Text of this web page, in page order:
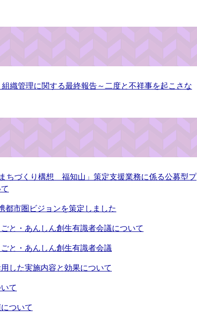
織管理に関する最終報告～二度と不祥事を起こさな
ちづくり構想 福知山」策定支援業務に係る公募型プ
都市圏ビジョンを策定しました
と・あんしん創生有識者会議について
と・あんしん創生有識者会議
した実施内容と効果について
て
ついて